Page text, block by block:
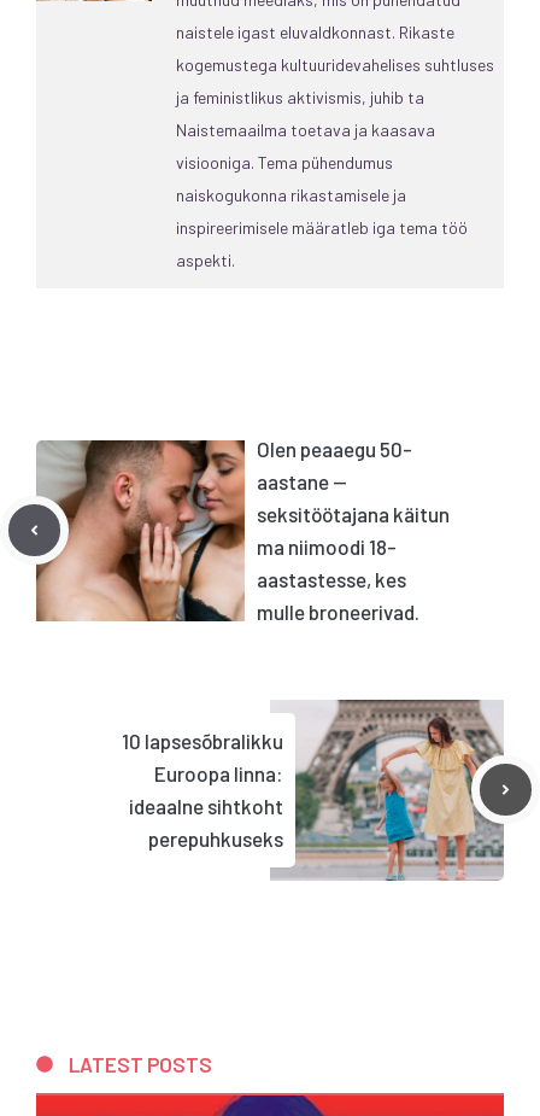
naistele igast eluvaldkonnast. Rikaste
kogemustega kultuuridevahelises suhtluses
ja feministlikus aktivismis, juhib ta
Naistemaailma toetava ja kaasava
visiooniga. Tema pühendumus
naiskogukonna rikastamisele ja
inspireerimisele määratleb iga tema töö
aspekti.
Olen peaaegu 50-
aastane —
seksitöötajana käitun
ma niimoodi 18-
aastastesse, kes
mulle broneerivad.
10 lapsesõbralikku
Euroopa linna:
ideaalne sihtkoht
perepuhkuseks
LATEST POSTS